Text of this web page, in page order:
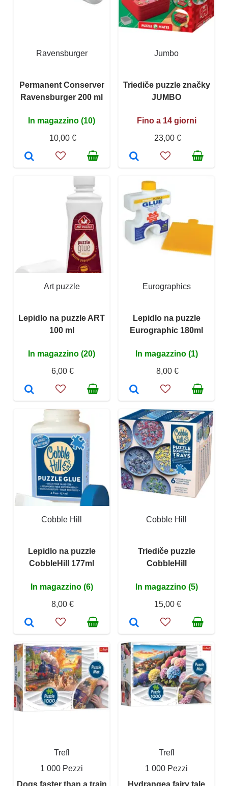
Ravensburger
Permanent Conserver
Ravensburger 200 ml
In magazzino (10)
10,00 €
Jumbo
Triediče puzzle značky
JUMBO
Fino a 14 giorni
23,00 €
Art puzzle
Lepidlo na puzzle ART
100 ml
In magazzino (20)
6,00 €
Eurographics
Lepidlo na puzzle
Eurographic 180ml
In magazzino (1)
8,00 €
Cobble Hill
Lepidlo na puzzle
CobbleHill 177ml
In magazzino (6)
8,00 €
Cobble Hill
Triediče puzzle
CobbleHill
In magazzino (5)
15,00 €
Trefl
1 000 Pezzi
Dogs faster than a train
Trefl
1 000 Pezzi
Hydrangea fairy tale